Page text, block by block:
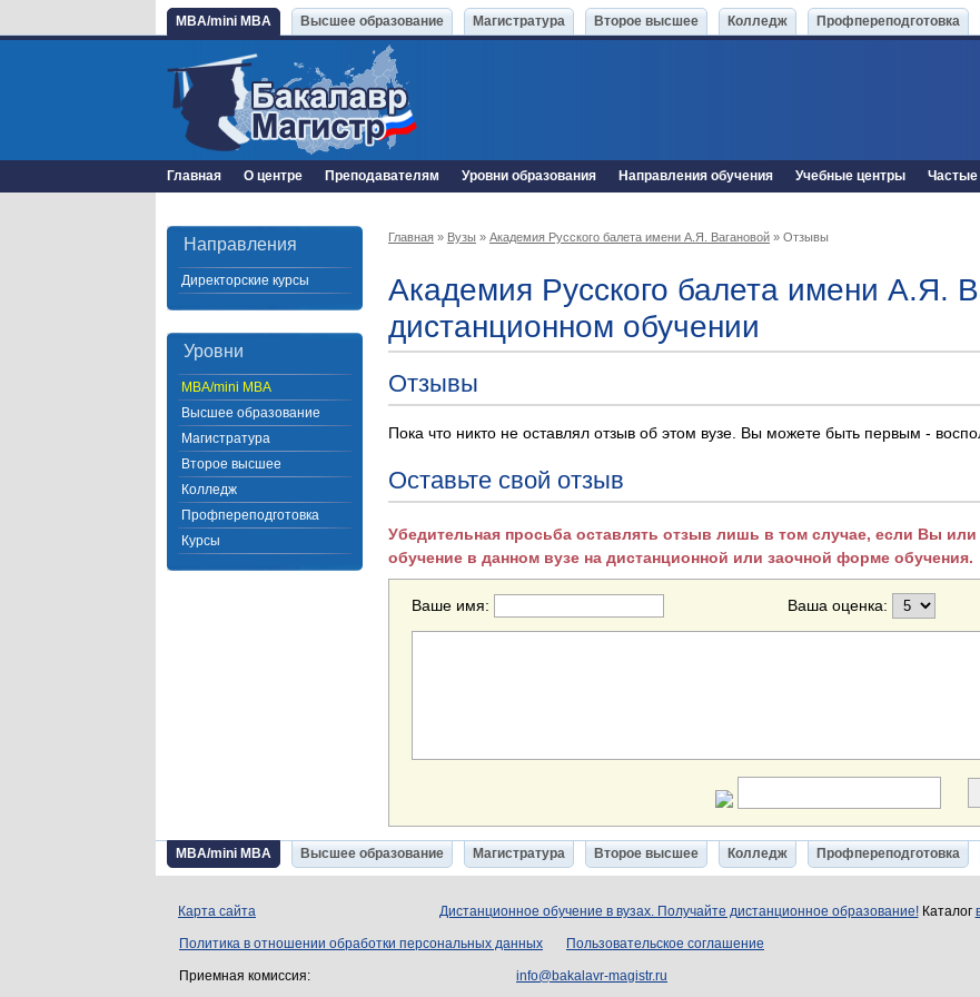
MBA/mini MBA Высшее образование Магистратура Второе высшее Колледж Профпереподготовка
Главная О центре Преподавателям Уровни образования Направления обучения Учебные центры
Направления
Директорские курсы
Уровни
MBA/mini MBA
Высшее образование
Магистратура
Второе высшее
Колледж
Профпереподготовка
Курсы
Главная » Вузы » Академия Русского балета имени А.Я. Вагановой » Отзывы
Академия Русского балета имени А.Я.
дистанционном обучении
Отзывы
Пока что никто не оставлял отзыв об этом вузе. Вы можете быть первым -
Оставьте свой отзыв
Убедительная просьба оставлять отзыв лишь в том случае, если Вы
обучение в данном вузе на дистанционной или заочной форме обучения.
Ваше имя: Ваша оценка:
MBA/mini MBA Высшее образование Магистратура Второе высшее Колледж Профпереподготовка
Карта сайта Дистанционное обучение в вузах. Получайте дистанционное образование!Каталог
Политика в отношении обработки персональных данных Пользовательское соглашение
Приемная комиссия:
info@bakalavr-magistr.ru